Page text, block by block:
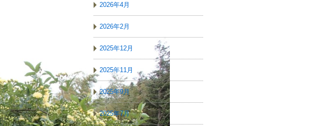
2026年4月
2026年2月
2025年12月
2025年11月
2025年9月
2025年7月